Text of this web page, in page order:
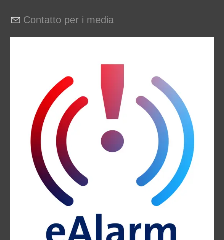
Contatto per i media